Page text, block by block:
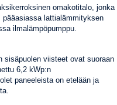
omakotitalo, jonka
pääasiassa lattialämmityksen
ilmalämpöpumppu.
sisäpuolen viisteet ovat suoraan
6,2 kWp:n
paneeleista on etelään ja